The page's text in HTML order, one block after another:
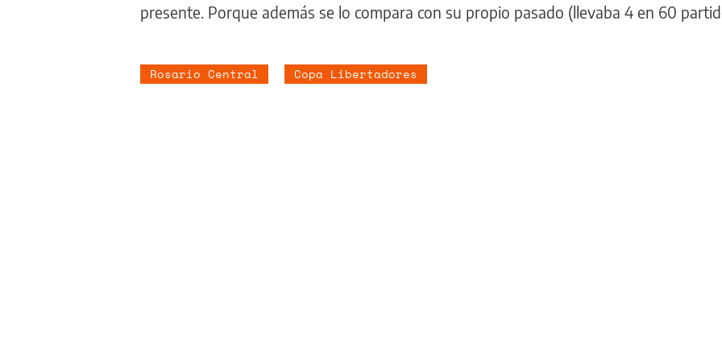
presente. Porque además se lo compara con su propio pasado (llevaba 4 en 60
Rosario Central Copa Libertadores